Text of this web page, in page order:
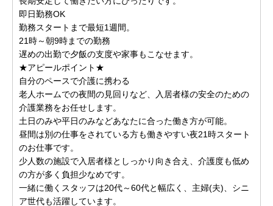
即日勤務OK
勤務スタートまで最短1週間。
21時～朝9時までの勤務
遅めの出勤で夕飯の支度や家事もこなせます。
★アピールポイント★
自分のペースで介護に携わる
老人ホームでの夜間の見回りなど、入居者様の安全のための
介護業務をお任せします。
土日のみや平日のみなどあなたに合った働き方が可能。
昼間は別の仕事をされている方も働きやすい夜21時スタート
のお仕事です。
少人数の施設で入居者様としっかり向き合え、介護度も低め
の方が多く負担少なめです。
一緒に働くスタッフは20代～60代と幅広く、主婦(夫)、シニ
ア世代も活躍しています。